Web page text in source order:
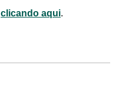
clicando aqui.